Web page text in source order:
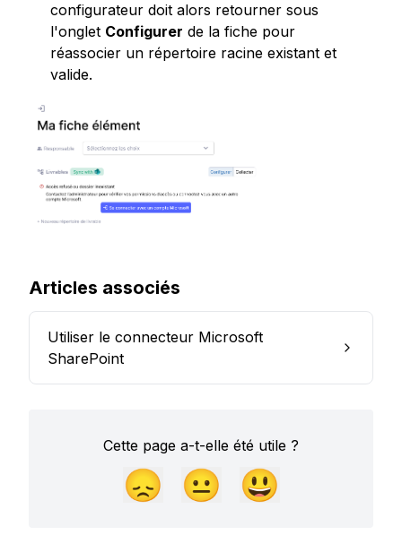
configurateur doit alors retourner sous
l'onglet Configurer de la fiche pour
réassocier un répertoire racine existant et
valide.
Articles associés
Utiliser le connecteur Microsoft
SharePoint
Cette page a-t-elle été utile ?
😞 😐 😃